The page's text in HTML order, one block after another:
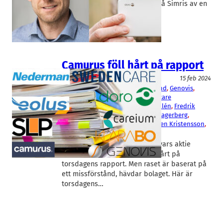
och med juni. Han efterträds på Simris av en
brittisk…
Camurus föll hårt på rapport
Fakta
15 feb 2024
Camurus, Careium, Doro Eolus Vind, Genovis
Klara Bo, Nederman, SLP , Swedencare
Andreas Morfiadakis, Christian Walén, Fredrik
Joabsson, Fredrik Olsson , Håkan Lagerberg
Jörgen Nilsson, Per Witalisson , Sven Kristensson
Tommy Åstrand
Läkemedelsbolaget Camurus, vars aktie
dubblats sedan i höstas, föll hårt på
torsdagens rapport. Men raset är baserat på
ett missförstånd, hävdar bolaget. Här är
torsdagens…